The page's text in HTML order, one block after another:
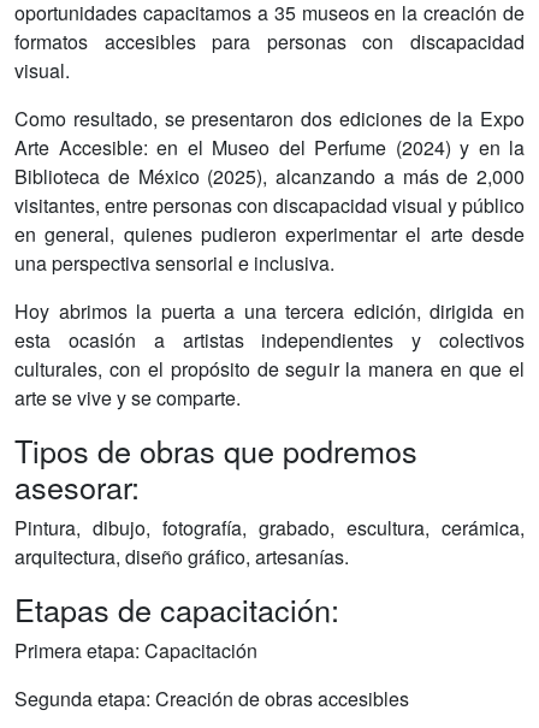
oportunidades capacitamos a 35 museos en la creación de
formatos accesibles para personas con discapacidad
visual.
Como resultado, se presentaron dos ediciones de la Expo
Arte Accesible: en el Museo del Perfume (2024) y en la
Biblioteca de México (2025), alcanzando a más de 2,000
visitantes, entre personas con discapacidad visual y público
en general, quienes pudieron experimentar el arte desde
una perspectiva sensorial e inclusiva.
Hoy abrimos la puerta a una tercera edición, dirigida en
esta ocasión a artistas independientes y colectivos
culturales, con el propósito de seguir la manera en que el
arte se vive y se comparte.
Tipos de obras que podremos
asesorar:
Pintura, dibujo, fotografía, grabado, escultura, cerámica,
arquitectura, diseño gráfico, artesanías.
Etapas de capacitación:
Primera etapa: Capacitación
Segunda etapa: Creación de obras accesibles